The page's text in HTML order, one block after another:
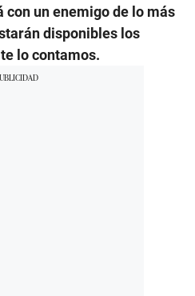
un enemigo de lo más
disponibles los
lo contamos.